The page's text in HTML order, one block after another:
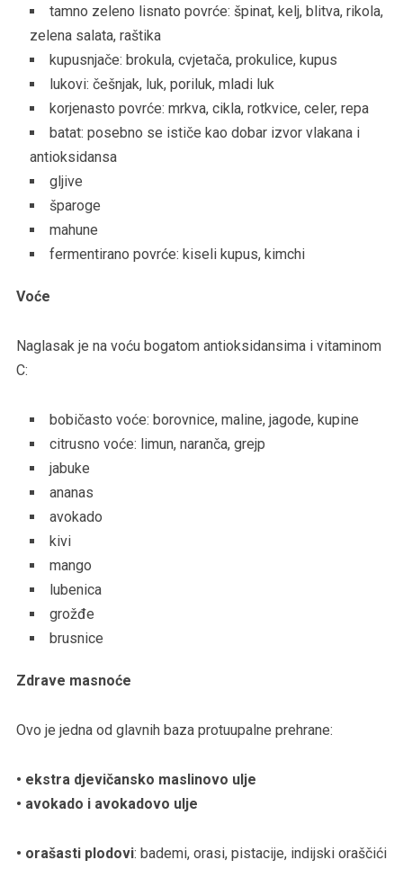
tamno zeleno lisnato povrće: špinat, kelj, blitva, rikola,
zelena salata, raštika
kupusnjače: brokula, cvjetača, prokulice, kupus
lukovi: češnjak, luk, poriluk, mladi luk
korjenasto povrće: mrkva, cikla, rotkvice, celer, repa
batat: posebno se ističe kao dobar izvor vlakana i
antioksidansa
gljive
šparoge
mahune
fermentirano povrće: kiseli kupus, kimchi
Voće
Naglasak je na voću bogatom antioksidansima i vitaminom
C:
bobičasto voće: borovnice, maline, jagode, kupine
citrusno voće: limun, naranča, grejp
jabuke
ananas
avokado
kivi
mango
lubenica
grožđe
brusnice
Zdrave masnoće
Ovo je jedna od glavnih baza protuupalne prehrane:
• ekstra djevičansko maslinovo ulje
• avokado i avokadovo ulje
• orašasti plodovi: bademi, orasi, pistacije, indijski oraščići